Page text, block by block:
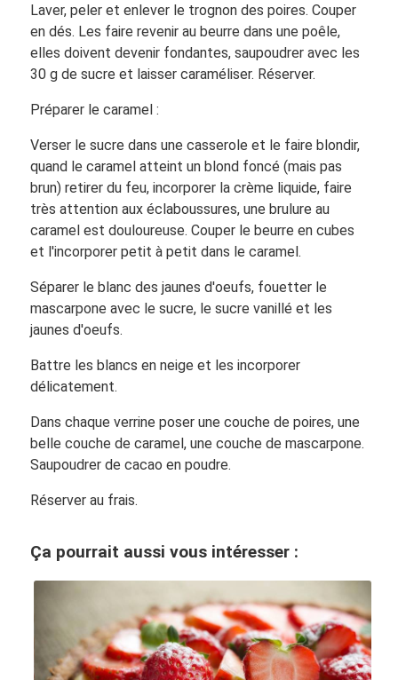
Laver, peler et enlever le trognon des poires. Couper
en dés. Les faire revenir au beurre dans une poêle,
elles doivent devenir fondantes, saupoudrer avec les
30 g de sucre et laisser caraméliser. Réserver.
Préparer le caramel :
Verser le sucre dans une casserole et le faire blondir,
quand le caramel atteint un blond foncé (mais pas
brun) retirer du feu, incorporer la crème liquide, faire
très attention aux éclaboussures, une brulure au
caramel est douloureuse. Couper le beurre en cubes
et l'incorporer petit à petit dans le caramel.
Séparer le blanc des jaunes d'oeufs, fouetter le
mascarpone avec le sucre, le sucre vanillé et les
jaunes d'oeufs.
Battre les blancs en neige et les incorporer
délicatement.
Dans chaque verrine poser une couche de poires, une
belle couche de caramel, une couche de mascarpone.
Saupoudrer de cacao en poudre.
Réserver au frais.
Ça pourrait aussi vous intéresser :